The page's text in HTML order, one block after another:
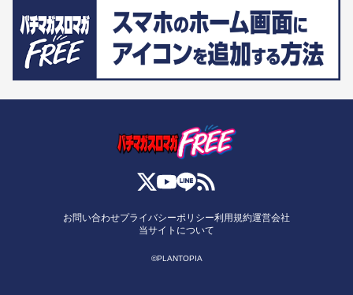
お問い合わせプライバシーポリシー利用規約運営会社
当サイトについて
©PLANTOPIA